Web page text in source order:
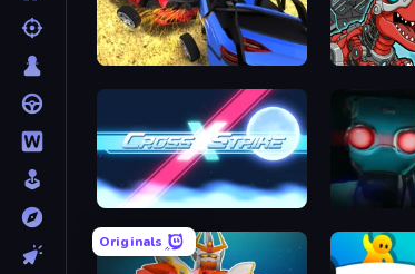
Dominators: Fighting Dinosaurs
Car Crash Simulator Royale
Cross Strike
Originals